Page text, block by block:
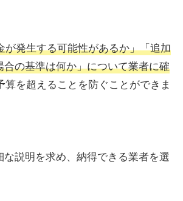
が発生する可能性があるか」「追加
合の基準は何か」について業者に確
算を超えることを防ぐことができま
な説明を求め、納得できる業者を選